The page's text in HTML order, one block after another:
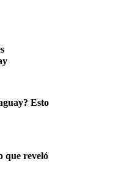
Esto
que reveló